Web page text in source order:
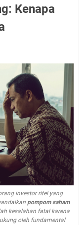
Kenapa
investor ritel yang
pompom saham
kesalahan fatal karena
oleh fundamental